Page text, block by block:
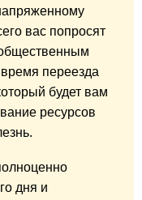
вас попросят
переезда
будет вам
ресурсов
дня и